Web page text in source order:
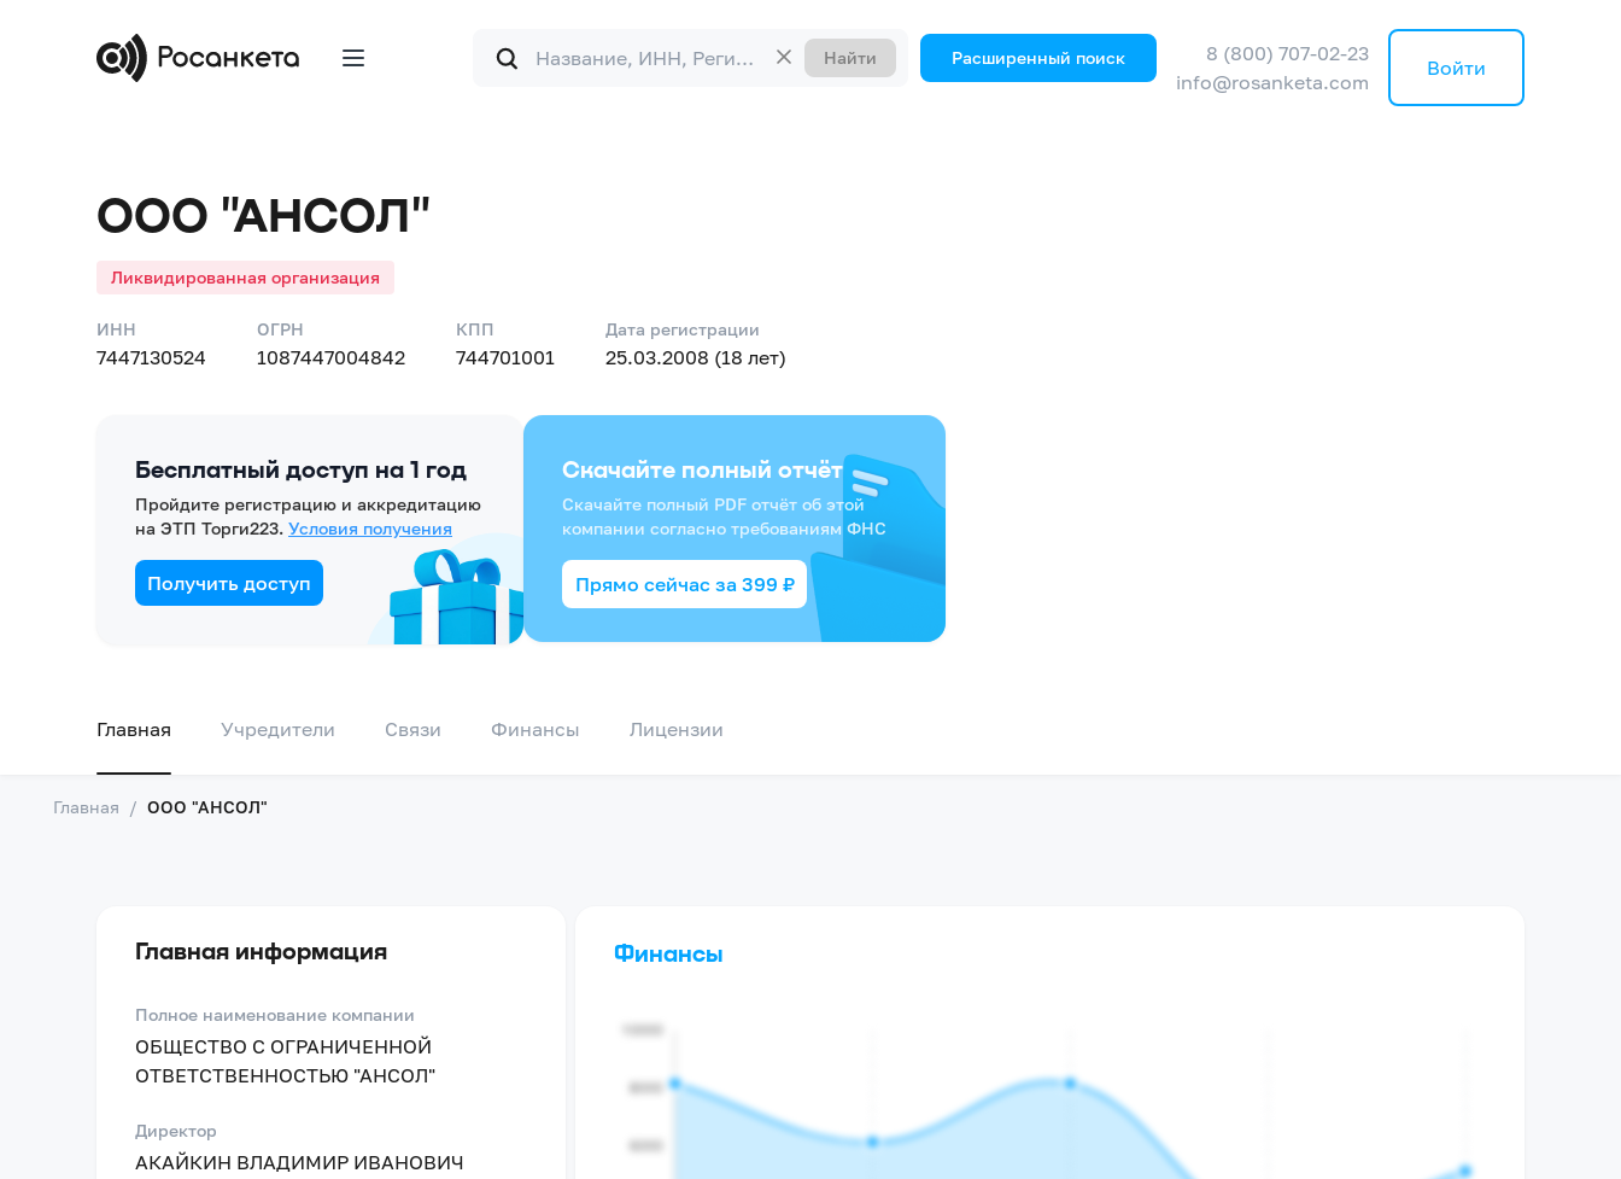
Форма
поиска
Найти Расширенный поиск
8 (800) 707-02-23
info@rosanketa.com
Войти
ООО "АНСОЛ"
Ликвидированная организация
ИНН
7447130524
ОГРН
1087447004842
КПП
744701001
Дата регистрации
25.03.2008 (18 лет)
Бесплатный доступ на 1 год
Пройдите регистрацию и аккредитацию
на ЭТП Торги223. Условия получения
Получить доступ
Скачайте полный отчёт
Скачайте полный PDF отчёт об этой
компании согласно требованиям ФНС
Прямо сейчас за 399 ₽
Главная Учредители Связи Финансы Лицензии
Главная / ООО "АНСОЛ"
Главная информация
Полное наименование компании
ОБЩЕСТВО С ОГРАНИЧЕННОЙ
ОТВЕТСТВЕННОСТЬЮ "АНСОЛ"
Директор
АКАЙКИН ВЛАДИМИР ИВАНОВИЧ
Финансы